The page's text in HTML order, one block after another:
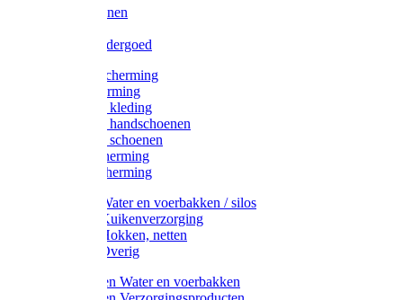
Handschoenen
Thermo ondergoed
Gehoorbescherming
Oogbescherming
Disposable kleding
Disposable handschoenen
Disposable schoenen
Mondbescherming
Hoofdbescherming
Pluimvee Water en voerbakken / silos
Pluimvee Kuikenverzorging
Pluimvee Hokken, netten
Pluimvee Overig
Knaagdieren Water en voerbakken